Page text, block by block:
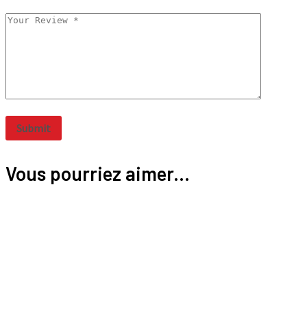
Vous pourriez aimer...